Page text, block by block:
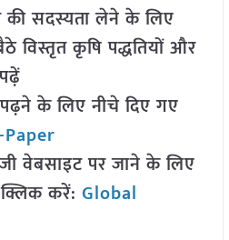
सदस्यता लेने के लिए
विस्तृत कृषि पद्धतियों और
के लिए नीचे दिए गए
Paper
वेबसाइट पर जाने के लिए
करें: Global